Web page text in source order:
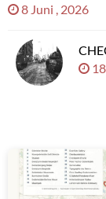
8 Juni , 2026